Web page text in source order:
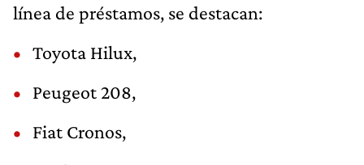
línea de préstamos, se destacan:
Toyota Hilux,
Peugeot 208,
Fiat Cronos,